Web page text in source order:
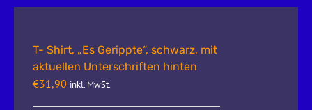
T- Shirt, „Es Gerippte“, schwarz, mit
aktuellen Unterschriften hinten
€31,90 inkl. MwSt.